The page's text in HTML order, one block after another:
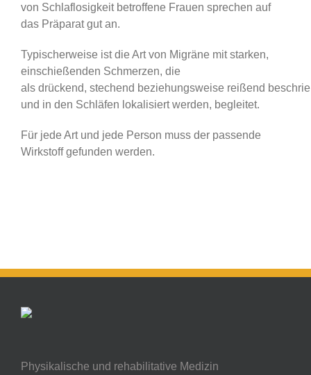
von Schlaflosigkeit betroffene Frauen sprechen auf
das Präparat gut an.
Typischerweise ist die Art von Migräne mit starken,
einschießenden Schmerzen, die
als drückend, stechend beziehungsweise reißend
und in den Schläfen lokalisiert werden, begleitet.
Für jede Art und jede Person muss der passende
Wirkstoff gefunden werden.
Physikalische und rehabilitative Medizin